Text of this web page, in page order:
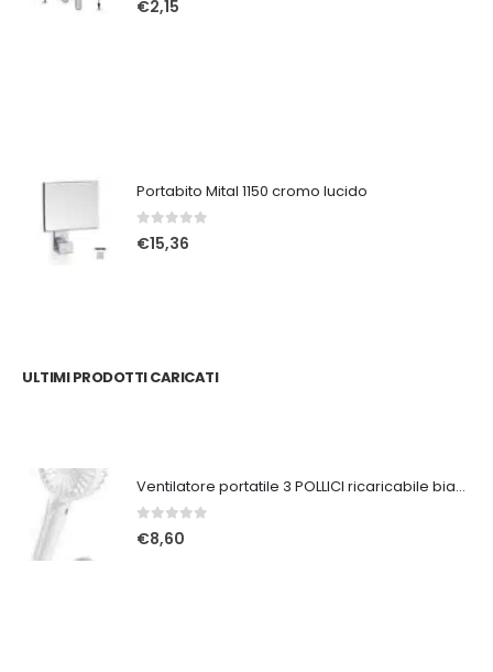
€2,15
Portabito Mital 1150 cromo lucido
0Su 5
€15,36
ULTIMI PRODOTTI CARICATI
Ventilatore portatile 3 POLLICI ricaricabile bianco
0Su 5
€8,60